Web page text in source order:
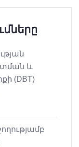
և
(DBT)